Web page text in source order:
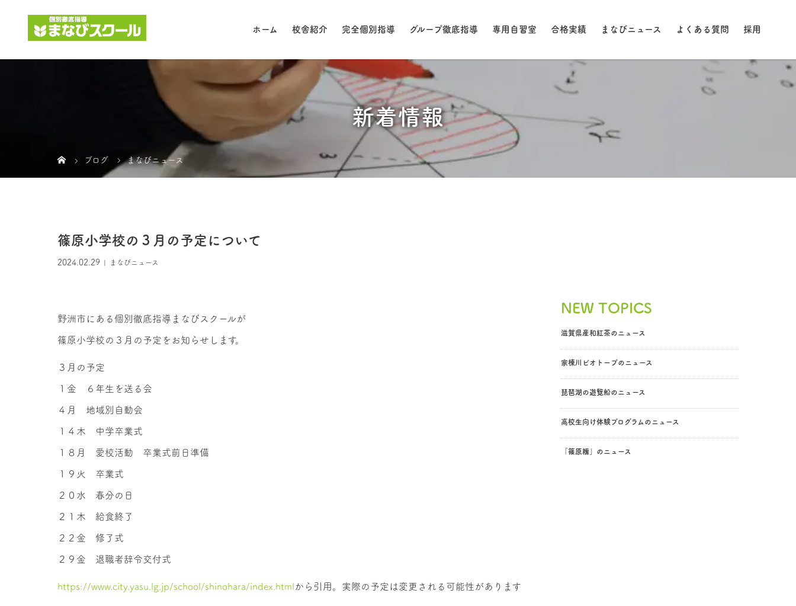
ホーム 校舎紹介 完全個別指導 グループ徹底指導 専用自習室 合格実績 まなびニュース よくある質問 採用
新着情報
ブログ まなびニュース
篠原小学校の３月の予定について
2024.02.29 まなびニュース
野洲市にある個別徹底指導まなびスクールが
篠原小学校の３月の予定をお知らせします。
３月の予定
１金 ６年生を送る会
４月 地域別自動会
１４木 中学卒業式
１８月 愛校活動 卒業式前日準備
１９火 卒業式
２０水 春分の日
２１木 給食終了
２２金 修了式
２９金 退職者辞令交付式
https://www.city.yasu.lg.jp/school/shinohara/index.htmlから引用。実際の予定は変更される可能性があります
NEW TOPICS
滋賀県産和紅茶のニュース
家棟川ビオトープのニュース
琵琶湖の遊覧船のニュース
高校生向け体験プログラムのニュース
「篠原糯」のニュース